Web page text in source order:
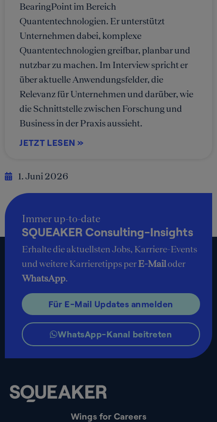
BearingPoint im Bereich
Quantentechnologien. Er unterstützt
Unternehmen dabei, komplexe
Quantentechnologien greifbar, planbar und
nutzbar zu machen. Im Interview spricht er
über aktuelle Anwendungsfelder, die
Relevanz für Unternehmen und darüber, wie
die Schnittstelle zwischen Forschung und
Business in der Praxis aussieht.
JETZT LESEN »
1. Juni 2026
Wings for Careers
Immer up-to-date
SQUEAKER Consulting-Insights
Erhalte die aktuellsten Jobs, Karriere-Events
und weitere Karrieretipps perE-Mailoder
WhatsApp.
Für E-Mail Updates anmelden
WhatsApp-Kanal beitreten